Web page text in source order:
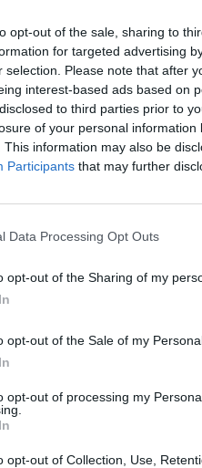
opt-out of the sale, sharing to
for targeted advertising
selection. Please note that after
interest-based ads based on
to third parties prior to
of your personal information
This information may also be
Participants that may further
Data Processing Opt Outs
opt-out of the Sharing of my
opt-out of the Sale of my
opt-out of processing my
opt-out of Collection, Use,
factores”, explicó
que el equipo tenía
todo. Hasta
el rumbo de la
que era un efecto
lo hablé con mi esposa,
Oeste
la segunda temporada
, debido a que los
desde hacía semanas